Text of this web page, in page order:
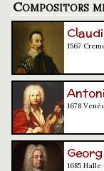
Compositors
1567
1678
1685